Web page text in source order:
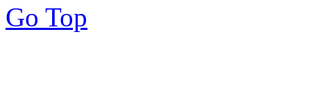
Go Top